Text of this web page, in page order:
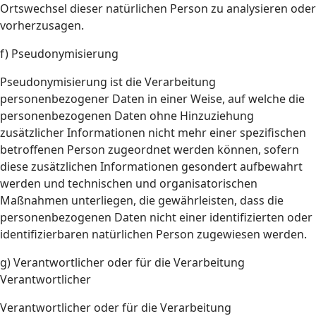
Ortswechsel dieser natürlichen Person zu analysieren oder
vorherzusagen.
f) Pseudonymisierung
Pseudonymisierung ist die Verarbeitung
personenbezogener Daten in einer Weise, auf welche die
personenbezogenen Daten ohne Hinzuziehung
zusätzlicher Informationen nicht mehr einer spezifischen
betroffenen Person zugeordnet werden können, sofern
diese zusätzlichen Informationen gesondert aufbewahrt
werden und technischen und organisatorischen
Maßnahmen unterliegen, die gewährleisten, dass die
personenbezogenen Daten nicht einer identifizierten oder
identifizierbaren natürlichen Person zugewiesen werden.
g) Verantwortlicher oder für die Verarbeitung
Verantwortlicher
Verantwortlicher oder für die Verarbeitung